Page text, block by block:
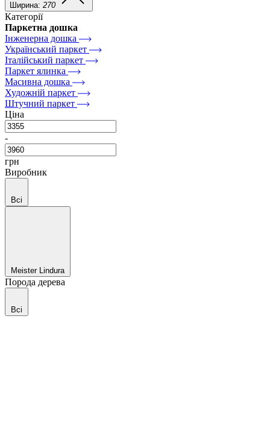
Ширина: 270
Категорії
Паркетна дошка
Інженерна дошка
Український паркет
Італійський паркет
Паркет ялинка
Масивна дошка
Художній паркет
Штучний паркет
Ціна
-
грн
Виробник
Всі
Meister Lindura
Порода дерева
Всі